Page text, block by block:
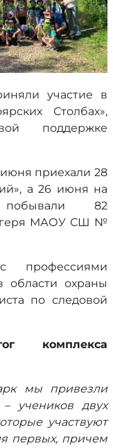
участие в
Столбах»,
поддержке
приехали 28
а 26 июня на
побывали 82
МАОУ СШ №
профессиями
области охраны
по следовой
комплекса
мы привезли
учеников двух
участвуют
первых, причем